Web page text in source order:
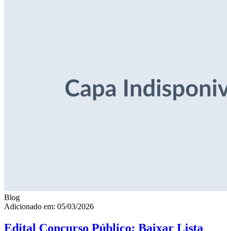
Blog
Adicionado em: 05/03/2026
Edital Concurso Público: Baixar Lista